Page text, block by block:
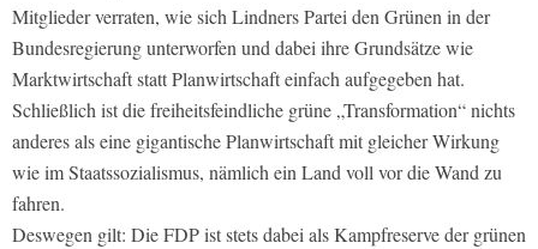
Mitglieder verraten, wie sich Lindners Partei den Grünen in der
Bundesregierung unterworfen und dabei ihre Grundsätze wie
Marktwirtschaft statt Planwirtschaft einfach aufgegeben hat.
Schließlich ist die freiheitsfeindliche grüne „Transformation“ nichts
anderes als eine gigantische Planwirtschaft mit gleicher Wirkung
wie im Staatssozialismus, nämlich ein Land voll vor die Wand zu
fahren.
Deswegen gilt: Die FDP ist stets dabei als Kampfreserve der grünen